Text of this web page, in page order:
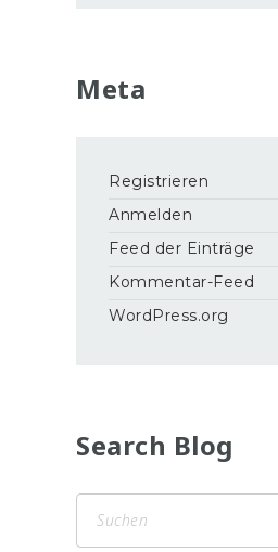
Meta
Registrieren
Anmelden
Feed der Einträge
Kommentar-Feed
WordPress.org
Search Blog